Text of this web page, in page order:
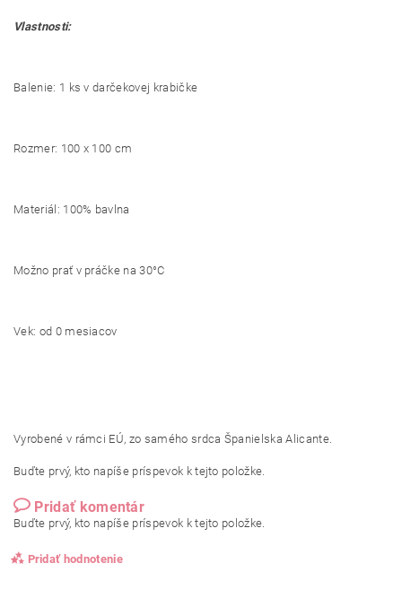
Vlastnosti:
Balenie: 1 ks v darčekovej krabičke
Rozmer: 100 x 100 cm
Materiál: 100% bavlna
Možno prať v práčke na 30°C
Vek: od 0 mesiacov
Vyrobené v rámci EÚ, zo samého srdca Španielska Alicante.
Buďte prvý, kto napíše príspevok k tejto položke.
Pridať komentár
Buďte prvý, kto napíše príspevok k tejto položke.
Pridať hodnotenie